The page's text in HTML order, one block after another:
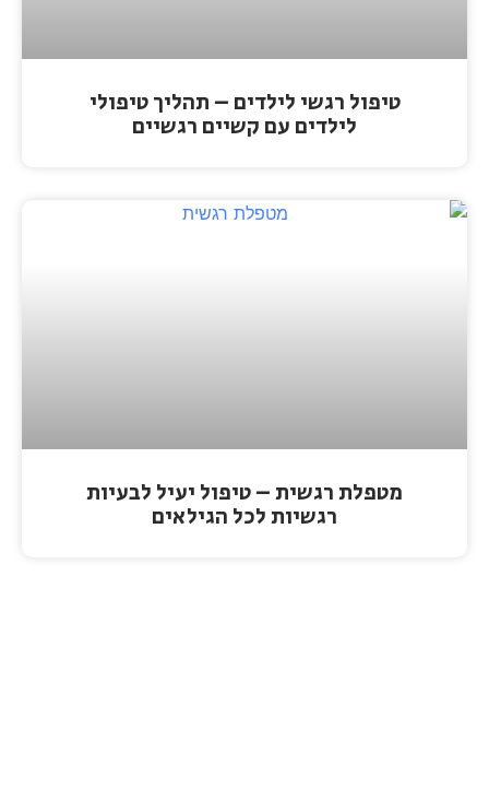
טיפול רגשי לילדים – תהליך טיפולי
לילדים עם קשיים רגשיים
מטפלת רגשית – טיפול יעיל לבעיות
רגשיות לכל הגילאים